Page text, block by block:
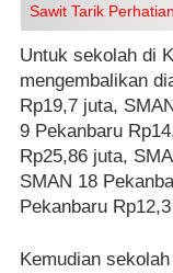
Sawit Tarik Perhatian
Untuk sekolah di
mengembalikan
Rp19,7 juta,
9 Pekanbaru
Rp25,86 juta,
SMAN 18
Pekanbaru
Kemudian